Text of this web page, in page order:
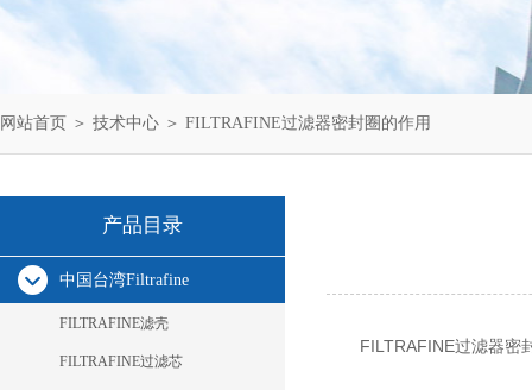
网站首页 ＞ 技术中心 ＞ FILTRAFINE过滤器密封圈的作用
产品目录
中国台湾Filtrafine
FILTRAFINE滤壳
FILTRAFINE过滤芯
FILTRAFINE过滤器密